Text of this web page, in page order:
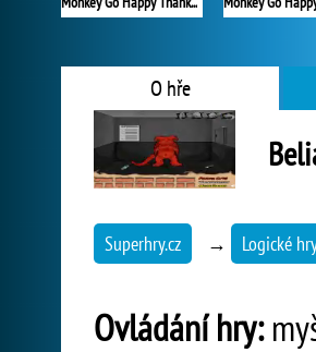
O hře
Superhry.cz → Logické
Ovládání hry: